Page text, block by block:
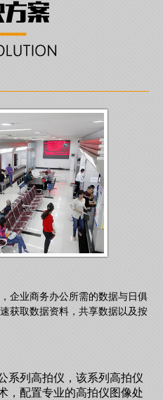
企业商务办公所需的数据与日俱
获取数据资料，共享数据以及按
系列高拍仪，该系列高拍仪
，配置专业的高拍仪图像处